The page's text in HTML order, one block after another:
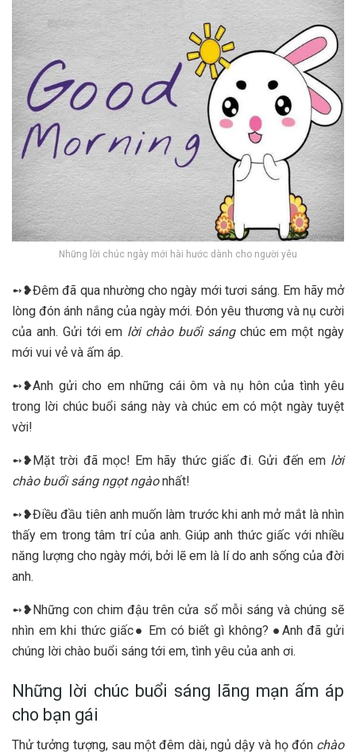
Những lời chúc ngày mới hài hước dành cho người yêu
➻❥Đêm đã qua nhường cho ngày mới tươi sáng. Em hãy mở
lòng đón ánh nắng của ngày mới. Đón yêu thương và nụ cười
của anh. Gửi tới em lời chào buổi sángchúc em một ngày
mới vui vẻ và ấm áp.
➻❥Anh gửi cho em những cái ôm và nụ hôn của tình yêu
trong lời chúc buổi sáng này và chúc em có một ngày tuyệt
vời!
➻❥Mặt trời đã mọc! Em hãy thức giấc đi. Gửi đến em lời
chào buổi sáng ngọt ngàonhất!
➻❥Điều đầu tiên anh muốn làm trước khi anh mở mắt là nhìn
thấy em trong tâm trí của anh. Giúp anh thức giấc với nhiều
năng lượng cho ngày mới, bởi lẽ em là lí do anh sống của đời
anh.
➻❥Những con chim đậu trên cửa sổ mỗi sáng và chúng sẽ
nhìn em khi thức giấc● Em có biết gì không? ●Anh đã gửi
chúng lời chào buổi sáng tới em, tình yêu của anh ơi.
Những lời chúc buổi sáng lãng mạn ấm áp
cho bạn gái
Thử tưởng tượng, sau một đêm dài, ngủ dậy và họ đón chào